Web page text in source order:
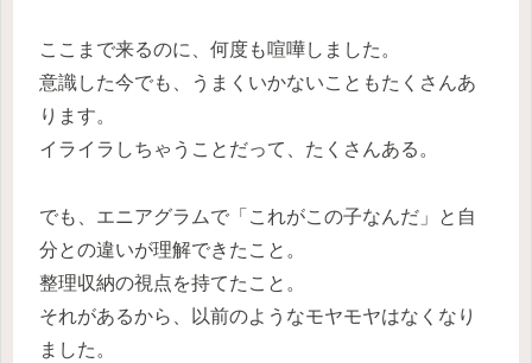
ここまで来るのに、何度も喧嘩しました。
意識した今でも、うまくいかないこともたくさんあ
ります。
イライラしちゃうことだって、たくさんある。
でも、エニアグラムで「これがこの子なんだ」と自
分との違いが理解できたこと。
整理収納の視点を持てたこと。
それがあるから、以前のようなモヤモヤはなくなり
ました。